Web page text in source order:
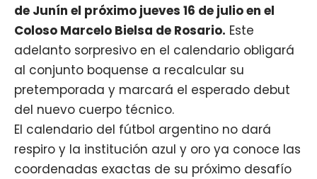
de Junín el próximo jueves 16 de julio en el
Coloso Marcelo Bielsa de Rosario. Este
adelanto sorpresivo en el calendario obligará
al conjunto boquense a recalcular su
pretemporada y marcará el esperado debut
del nuevo cuerpo técnico.
El calendario del fútbol argentino no dará
respiro y la institución azul y oro ya conoce las
coordenadas exactas de su próximo desafío